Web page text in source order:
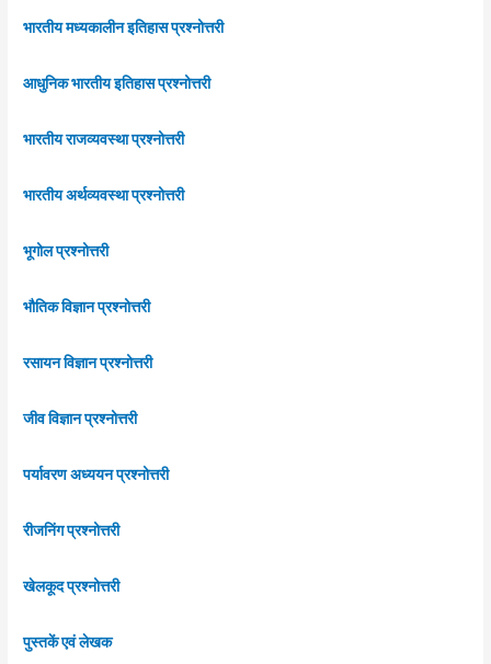
भारतीय मध्यकालीन इतिहास प्रश्नोत्तरी
आधुनिक भारतीय इतिहास प्रश्नोत्तरी
भारतीय राजव्यवस्था प्रश्नोत्तरी
भारतीय अर्थव्यवस्था प्रश्नोत्तरी
भूगोल प्रश्नोत्तरी
भौतिक विज्ञान प्रश्नोत्तरी
रसायन विज्ञान प्रश्नोत्तरी
जीव विज्ञान प्रश्नोत्तरी
पर्यावरण अध्ययन प्रश्नोत्तरी
रीजनिंग प्रश्नोत्तरी
खेलकूद प्रश्नोत्तरी
पुस्तकें एवं लेखक